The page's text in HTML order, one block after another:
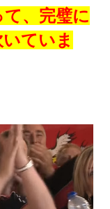
、完璧に
ていま